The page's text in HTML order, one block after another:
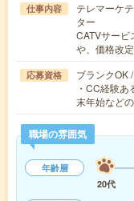
仕事内容
テレマーケ
ター
CATVサービ
や、価格改
応募資格
ブランクOK
・CC経験
末年始など
職場の雰囲気
年齢層
20代